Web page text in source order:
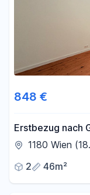
848 €
Erstbezug nach
Grünruhelage
1180 Wien
2
46m²